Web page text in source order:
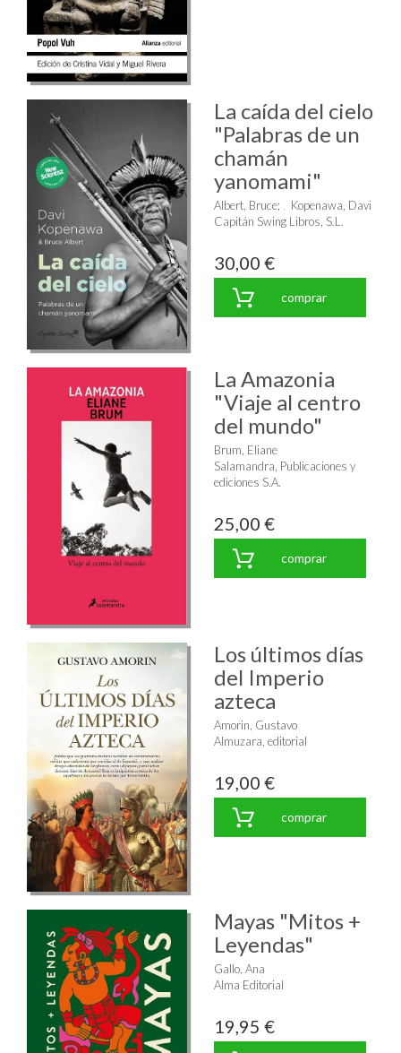
La caída del cielo
"Palabras de un
chamán
yanomami"
Albert, Bruce;
Kopenawa, Davi
Capitán Swing Libros, S.L.
30,00 €
comprar
La Amazonia
"Viaje al centro
del mundo"
Brum, Eliane
Salamandra, Publicaciones y
ediciones S.A.
25,00 €
comprar
Los últimos días
del Imperio
azteca
Amorin, Gustavo
Almuzara, editorial
19,00 €
comprar
Mayas "Mitos +
Leyendas"
Gallo, Ana
Alma Editorial
19,95 €